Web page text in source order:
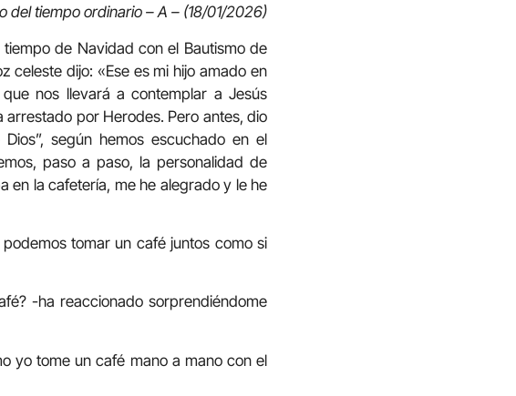
del tiempo ordinario – A – (18/01/2026)
de Navidad con el Bautismo de
celeste dijo: «Ese es mi hijo amado en
nos llevará a contemplar a Jesús
por Herodes. Pero antes, dio
según hemos escuchado en el
paso a paso, la personalidad de
en la cafetería, me he alegrado y le he
tomar un café juntos como si
-ha reaccionado sorprendiéndome
yo tome un café mano a mano con el